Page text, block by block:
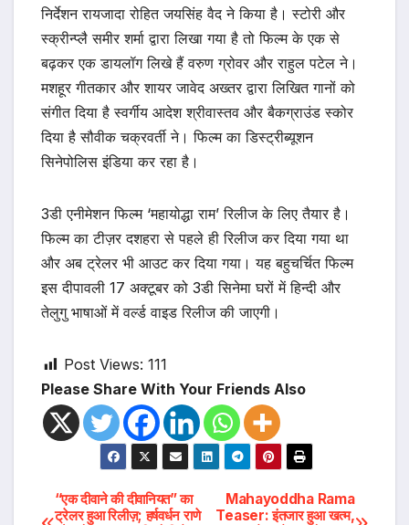
निर्देशन रायजादा रोहित जयसिंह वैद ने किया है। स्टोरी और
स्क्रीन्प्लै समीर शर्मा द्वारा लिखा गया है तो फिल्म के एक से
बढ़कर एक डायलॉग लिखे हैं वरुण ग्रोवर और राहुल पटेल ने।
मशहूर गीतकार और शायर जावेद अख्तर द्वारा लिखित गानों को
संगीत दिया है स्वर्गीय आदेश श्रीवास्तव और बैकग्राउंड स्कोर
दिया है सौवीक चक्रवर्ती ने। फिल्म का डिस्ट्रीब्यूशन
सिनेपोलिस इंडिया कर रहा है।
3डी एनीमेशन फिल्म ‘महायोद्धा राम’ रिलीज के लिए तैयार है।
फिल्म का टीज़र दशहरा से पहले ही रिलीज कर दिया गया था
और अब ट्रेलर भी आउट कर दिया गया। यह बहुचर्चित फिल्म
इस दीपावली 17 अक्टूबर को 3डी सिनेमा घरों में हिन्दी और
तेलुगु भाषाओं में वर्ल्ड वाइड रिलीज की जाएगी।
Post Views: 111
Please Share With Your Friends Also
Post
Mahayoddha Rama
Teaser: इंतजार हुआ खत्म,
“एक दीवाने की दीवानियत” का
ट्रेलर हुआ रिलीज़; हर्षवर्धन राणे